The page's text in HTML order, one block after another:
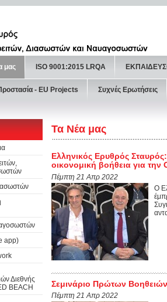
μας ISO 9001:2015 LRQA
- ΕU Projects Συχνές Ερωτήσεις
app)
Διεθνής
BEACH
Τα Νέα μας
Ελληνικός Ερυθρός
οικονομική βοήθεια για την
Πέμπτη 21 Απρ 2022
Ο
Σεμινάριο Πρώτων
Πέμπτη 21 Απρ 2022